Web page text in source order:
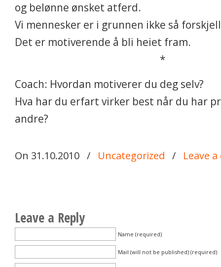
og belønne ønsket atferd.
Vi mennesker er i grunnen ikke så
Det er motiverende å bli heiet fram.
*
Coach: Hvordan motiverer du deg selv?
Hva har du erfart virker best når du har
andre?
On 31.10.2010 / Uncategorized / Leave
Leave a Reply
Name (required)
Mail (will not be published) (required)